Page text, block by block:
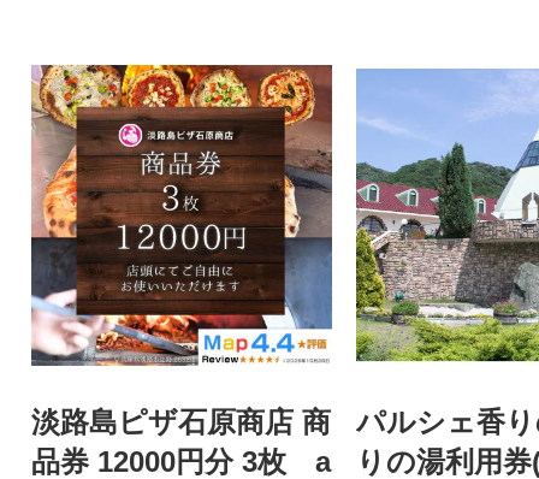
淡路島ピザ石原商店 商
品券 12000円分 3枚 a
パルシェ香
りの湯利用